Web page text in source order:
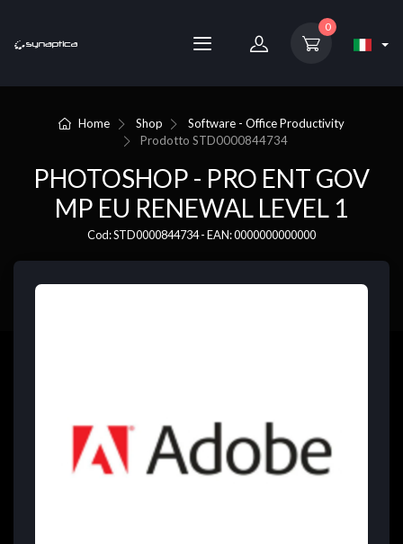
0
Home Shop
Software - Office Productivity
ProdottoSTD0000844734
PHOTOSHOP - PRO ENT GOV
MP EU RENEWAL LEVEL 1
Cod: STD0000844734 - EAN: 0000000000000